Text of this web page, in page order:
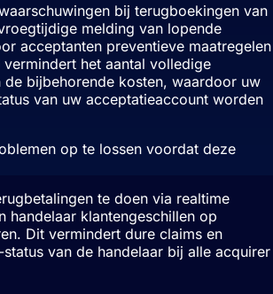
bij terugboekingen van
melding van lopende
acceptanten preventieve maatregelen
vermindert het aantal volledige
de bijbehorende kosten, waardoor uw
van uw acceptatieaccount worden
op te lossen voordat deze
te doen via realtime
handelaar klantengeschillen op
Dit vermindert dure claims en
van de handelaar bij alle acquirer